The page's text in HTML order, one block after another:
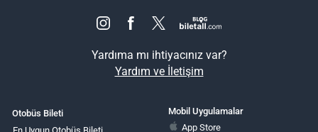
Yardıma mı ihtiyacınız var?
Yardım ve İletişim
Otobüs Bileti
Mobil Uygulamalar
App Store